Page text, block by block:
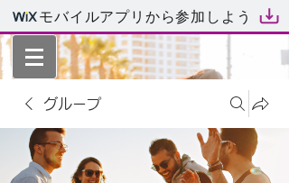
モバイルアプリから参加しよう
グループ